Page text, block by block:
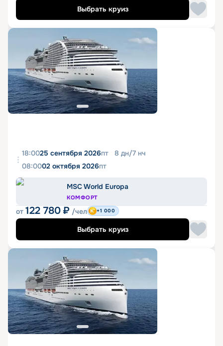
Выбрать круиз
18:0025 сентября 2026пт 8 дн/7 нч
08:0002 октября 2026пт
MSC World Europa
КОМФОРТ
от 122 780 ₽ /чел +1 000
Выбрать круиз